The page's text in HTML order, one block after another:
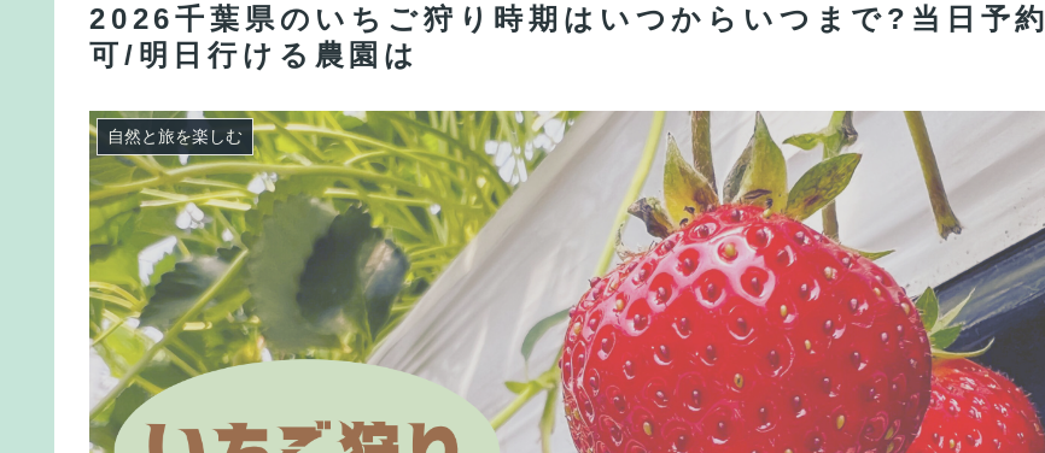
2026千葉県のいちご狩り時期はいつからいつまで?当日予約
可/明日行ける農園は
自然と旅を楽しむ